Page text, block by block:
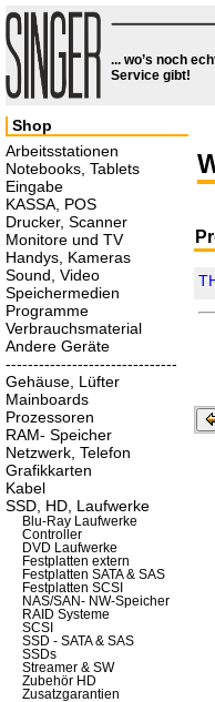
... wo’s noch
Service gibt!
Shop
Arbeitsstationen
Notebooks, Tablets
Eingabe
KASSA, POS
Drucker, Scanner
Monitore und TV
Handys, Kameras
Sound, Video
Speichermedien
Programme
Verbrauchsmaterial
Andere Geräte
-------------------------------
Gehäuse, Lüfter
Mainboards
Prozessoren
RAM- Speicher
Netzwerk, Telefon
Grafikkarten
Kabel
SSD, HD, Laufwerke
Blu-Ray Laufwerke
Controller
DVD Laufwerke
Festplatten extern
Festplatten SATA & SAS
Festplatten SCSI
NAS/SAN- NW-Speicher
RAID Systeme
SCSI
SSD - SATA & SAS
SSDs
Streamer & SW
Zubehör HD
Zusatzgarantien